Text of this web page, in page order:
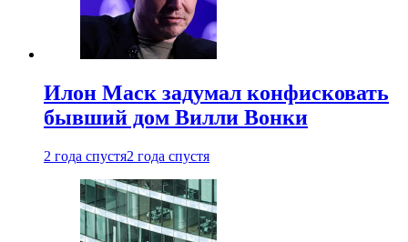
Илон Маск задумал конфисковать
бывший дом Вилли Вонки
2 года спустя2 года спустя